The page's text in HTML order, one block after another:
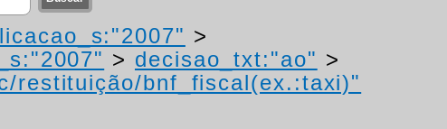
>
> decisao_txt:"ao" >
restituição/bnf_fiscal(ex.:taxi)"